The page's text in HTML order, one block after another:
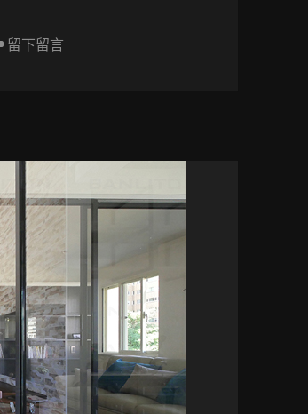
留下留言在 [小坪數設計] 時光駐足 輕古典溫暖